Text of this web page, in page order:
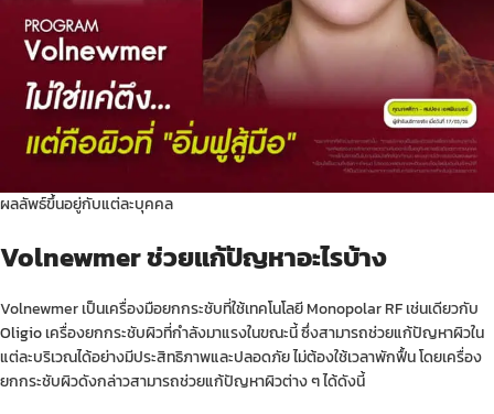
ผลลัพธ์ขึ้นอยู่กับแต่ละบุคคล
Volnewmer ช่วยแก้ปัญหาอะไรบ้าง
Volnewmer เป็นเครื่องมือยกกระชับที่ใช้เทคโนโลยี Monopolar RF เช่นเดียวกับ
Oligioเครื่องยกกระชับผิวที่กำลังมาแรงในขณะนี้ ซึ่งสามารถช่วยแก้ปัญหาผิวใน
แต่ละบริเวณได้อย่างมีประสิทธิภาพและปลอดภัย ไม่ต้องใช้เวลาพักฟื้น โดยเครื่อง
ยกกระชับผิวดังกล่าวสามารถช่วยแก้ปัญหาผิวต่าง ๆ ได้ดังนี้